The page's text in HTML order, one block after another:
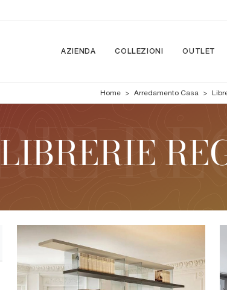
AZIENDA COLLEZIONI OUTLET
Home > Arredamento Casa >
LIBRERIE